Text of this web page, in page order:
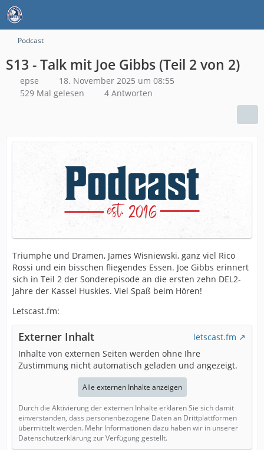
Podcast
S13 - Talk mit Joe Gibbs (Teil 2 von 2)
epse
18. November 2025 um 08:55
529 Mal gelesen
4 Antworten
Triumphe und Dramen, James Wisniewski, ganz viel Rico
Rossi und ein bisschen fliegendes Essen. Joe Gibbs erinnert
sich in Teil 2 der Sonderepisode an die ersten zehn DEL2-
Jahre der Kassel Huskies. Viel Spaß beim Hören!
Letscast.fm:
Externer Inhalt
letscast.fm
Inhalte von externen Seiten werden ohne Ihre
Zustimmung nicht automatisch geladen und angezeigt.
Alle externen Inhalte anzeigen
Durch die Aktivierung der externen Inhalte erklären Sie sich damit
einverstanden, dass personenbezogene Daten an Drittplattformen
übermittelt werden. Mehr Informationen dazu haben wir in unserer
Datenschutzerklärung zur Verfügung gestellt.